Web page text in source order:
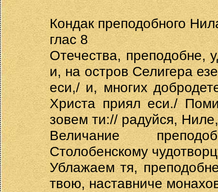
Кондак преподобного
глас 8
Отечества, преподобне,
и, на остров Селигера
еси,/ и, многих
Христа приял еси./
зовем ти:// радуйся,
Величание
Столобенскому
Ублажаем тя,
твою, наставниче